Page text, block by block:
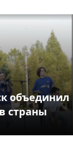
объединил
страны